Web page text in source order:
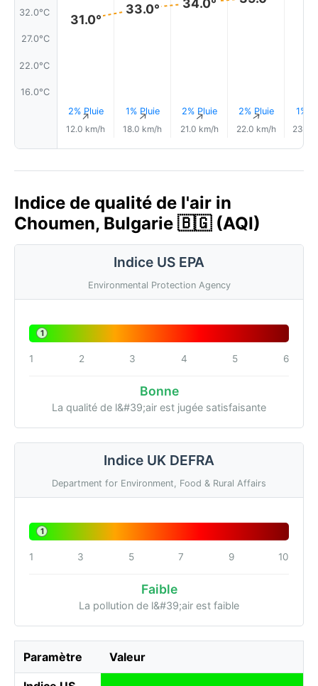
32.0°C
27.0°C
22.0°C
16.0°C
31.0°
2% Pluie
↑
12.0 km/h
33.0°
1% Pluie
↑
18.0 km/h
2% Pluie
↑
21.0 km/h
2% Pluie
↑
22.0 km/h
1%
23.0
Indice de qualité de l'air in
Choumen, Bulgarie 🇧🇬 (AQI)
Indice US EPA
Environmental Protection Agency
1
1 2 3 4 5 6
Bonne
La qualité de l&#39;air est jugée satisfaisante
Indice UK DEFRA
Department for Environment, Food & Rural Affairs
1
1 3 5 7 9 10
Faible
La pollution de l&#39;air est faible
Paramètre Valeur